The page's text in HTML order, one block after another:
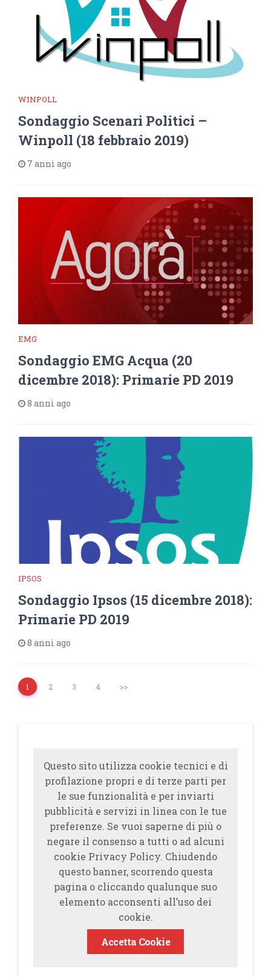
WINPOLL
Sondaggio Scenari Politici –
Winpoll (18 febbraio 2019)
7 anni ago
EMG
Sondaggio EMG Acqua (20
dicembre 2018): Primarie PD 2019
8 anni ago
IPSOS
Sondaggio Ipsos (15 dicembre 2018):
Primarie PD 2019
8 anni ago
1 2 3 4 >>
Questo sito utilizza cookie tecnici e di
profilazione propri e di terze parti per
le sue funzionalità e per inviarti
pubblicità e servizi in linea con le tue
preferenze. Se vuoi saperne di più o
negare il consenso a tutti o ad alcuni
cookie Privacy Policy. Chiudendo
questo banner, scorrendo questa
pagina o cliccando qualunque suo
elemento acconsenti all’uso dei
cookie.
Accetta Cookie